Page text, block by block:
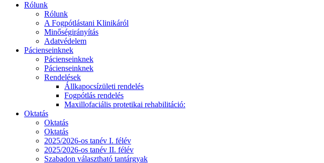
Rólunk
Rólunk
A Fogpótlástani Klinikáról
Minőségirányítás
Adatvédelem
Pácienseinknek
Pácienseinknek
Pácienseinknek
Rendelések
Állkapocsízületi rendelés
Fogpótlás rendelés
Maxillofaciális protetikai rehabilitáció:
Oktatás
Oktatás
Oktatás
2025/2026-os tanév I. félév
2025/2026-os tanév II. félév
Szabadon választható tantárgyak